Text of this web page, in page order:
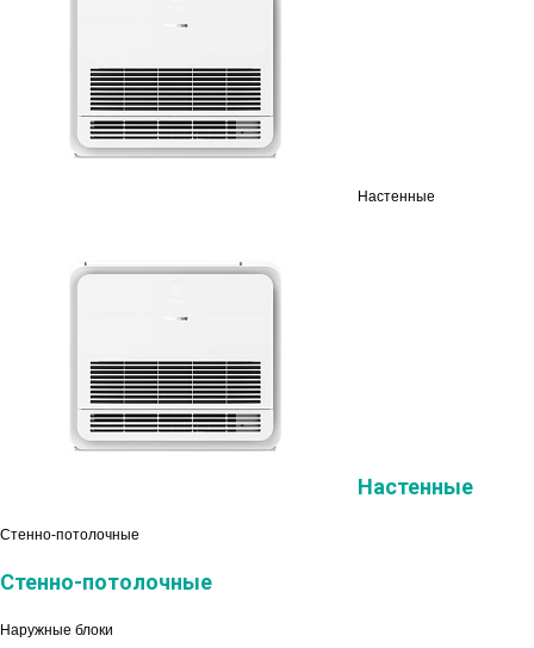
Настенные
Настенные
Стенно-потолочные
Стенно-потолочные
Наружные блоки